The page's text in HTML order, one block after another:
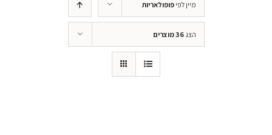
מיין לפיפופולאריות
הצג36 מוצרים